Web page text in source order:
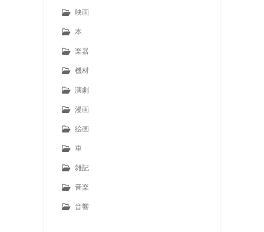
映画
本
楽器
機材
演劇
漫画
絵画
車
雑記
音楽
音響